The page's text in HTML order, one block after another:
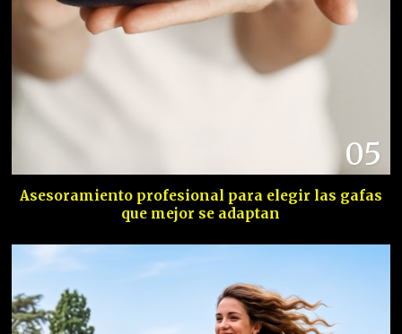
05
Asesoramiento profesional para elegir las gafas
que mejor se adaptan